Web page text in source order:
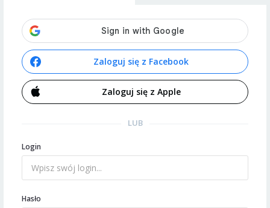
Zaloguj się z Facebook
Zaloguj się z Apple
LUB
Login
Hasło